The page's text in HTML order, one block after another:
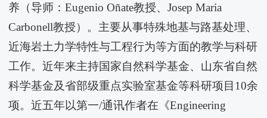
养（导师：Eugenio Oñate教授、Josep Maria
Carbonell教授）。主要从事特殊地基与路基处理、
近海岩土力学特性与工程行为等方面的教学与科研
工作。近年来主持国家自然科学基金、山东省自然
科学基金及省部级重点实验室基金等科研项目10余
项。近五年以第一/通讯作者在《Engineering